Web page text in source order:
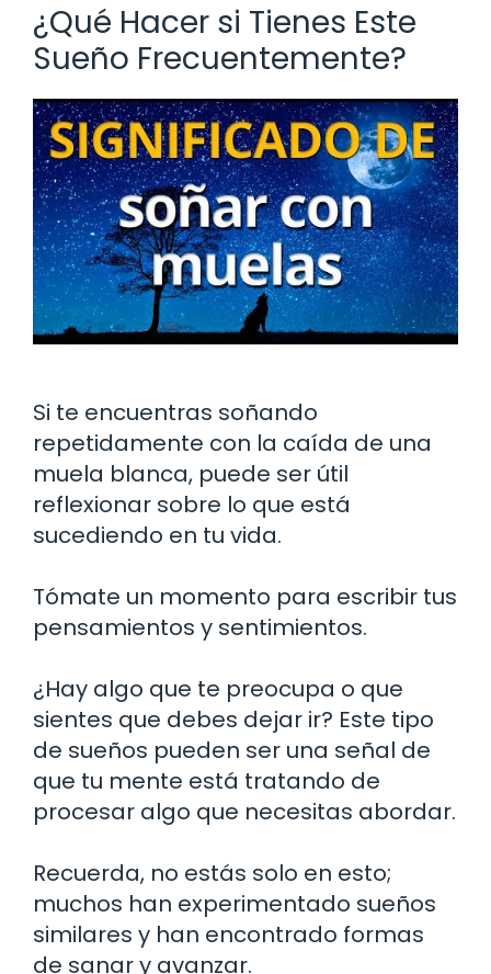
¿Qué Hacer si Tienes Este
Sueño Frecuentemente?
Si te encuentras soñando
repetidamente con la caída de una
muela blanca, puede ser útil
reflexionar sobre lo que está
sucediendo en tu vida.
Tómate un momento para escribir tus
pensamientos y sentimientos.
¿Hay algo que te preocupa o que
sientes que debes dejar ir? Este tipo
de sueños pueden ser una señal de
que tu mente está tratando de
procesar algo que necesitas abordar.
Recuerda, no estás solo en esto;
muchos han experimentado sueños
similares y han encontrado formas
de sanar y avanzar.